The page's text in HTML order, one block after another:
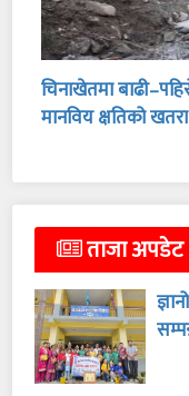
चिनाखेतमा
मानविय क्षतिको
ताजा अपडेट